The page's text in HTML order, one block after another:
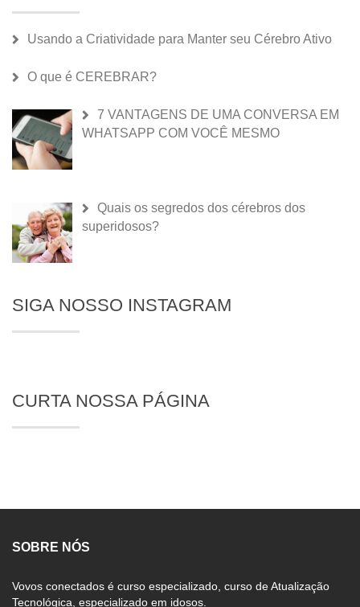
Usando a Criatividade para Manter seu Cérebro Ativo
O que é CEREBRAR?
7 VANTAGENS DE UMA CONVERSA EM
WHATSAPP COM VOCÊ MESMO
Quais os segredos dos cérebros dos
superidosos?
SIGA NOSSO INSTAGRAM
CURTA NOSSA PÁGINA
SOBRE NÓS
Vovos conectados é curso especializado, curso de Atualização
Tecnológica, especializado em idosos.